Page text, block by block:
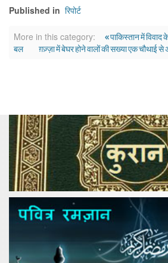
Published in रिपोर्ट
More in this category:
« पाकिस्तान में विवाद
बल
ग़ज़्ज़ा में बेघर होने वालों की सख्या एक चौथाई